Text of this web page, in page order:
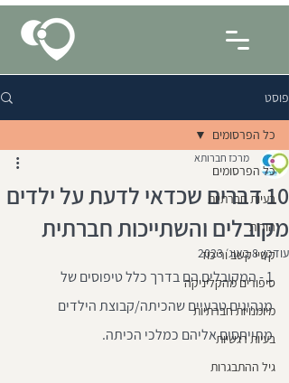
פוסט
כל הפרסומים
בעיות חברתיות
הורות
קשיי קשב וריכוז
סיפורים מהקליניקה
מיומנויות חברתיות
בעיות רגשיות
גיל ההתבגרות
כל הפרסומים
10 דברים שכדאי לדעת על ילדים
מקובלים והשתייכות חברתית
מרכז חברותא
עודכן:8 באוג׳ 2023
1 - המקובלים הם בדרך כלל טיפוסים של
מנהיגים טבעיים שהכיתה/קבוצת הילדים
מתייחסים אליהם כמלכי הכיתה.